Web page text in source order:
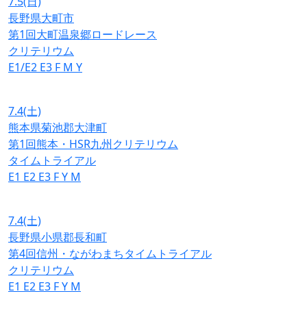
長野県大町市
第1回大町温泉郷ロードレース
クリテリウム
E1/E2 E3 F M Y
7.4(土)
熊本県菊池郡大津町
第1回熊本・HSR九州クリテリウム
タイムトライアル
E1 E2 E3 FY M
7.4(土)
長野県小県郡長和町
第4回信州・ながわまちタイムトライアル
クリテリウム
E1 E2 E3 FY M